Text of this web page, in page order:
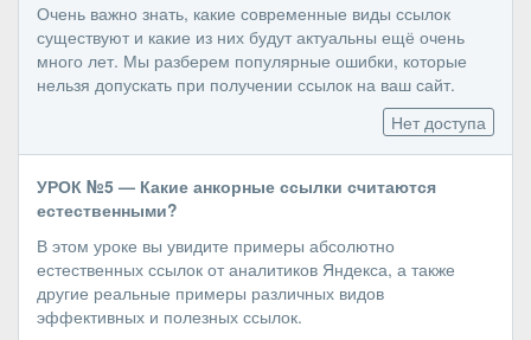
Очень важно знать, какие современные виды ссылок
существуют и какие из них будут актуальны ещё очень
много лет. Мы разберем популярные ошибки, которые
нельзя допускать при получении ссылок на ваш сайт.
Нет доступа
УРОК №5 — Какие анкорные ссылки считаются
естественными?
В этом уроке вы увидите примеры абсолютно
естественных ссылок от аналитиков Яндекса, а также
другие реальные примеры различных видов
эффективных и полезных ссылок.